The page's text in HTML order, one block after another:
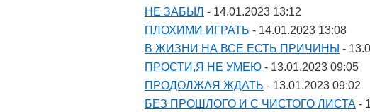
НЕ ЗАБЫЛ - 14.01.2023 13:12
ПЛОХИМИ ИГРАТЬ - 14.01.2023 13:08
В ЖИЗНИ НА ВСЕ ЕСТЬ ПРИЧИНЫ -
ПРОСТИ,Я НЕ УМЕЮ - 13.01.2023 09:05
ПРОДОЛЖАЯ ЖДАТЬ - 13.01.2023 09:02
БЕЗ ПРОШЛОГО И С ЧИСТОГО ЛИСТА -